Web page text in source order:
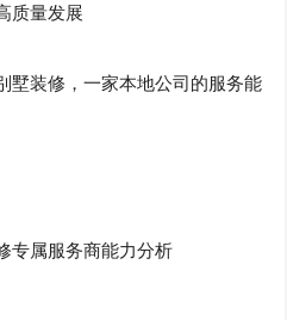
质量发展
墅装修，一家本地公司的服务能
专属服务商能力分析